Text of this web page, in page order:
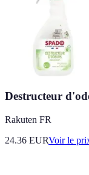
Destructeur
Rakuten FR
24.36 EURVoir le